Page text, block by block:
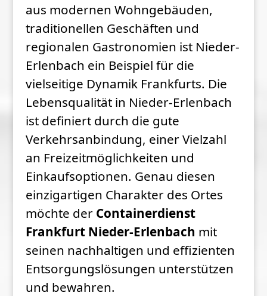
aus modernen Wohngebäuden,
traditionellen Geschäften und
regionalen Gastronomien ist Nieder-
Erlenbach ein Beispiel für die
vielseitige Dynamik Frankfurts. Die
Lebensqualität in Nieder-Erlenbach
ist definiert durch die gute
Verkehrsanbindung, einer Vielzahl
an Freizeitmöglichkeiten und
Einkaufsoptionen. Genau diesen
einzigartigen Charakter des Ortes
möchte der Containerdienst
Frankfurt Nieder-Erlenbach mit
seinen nachhaltigen und effizienten
Entsorgungslösungen unterstützen
und bewahren.